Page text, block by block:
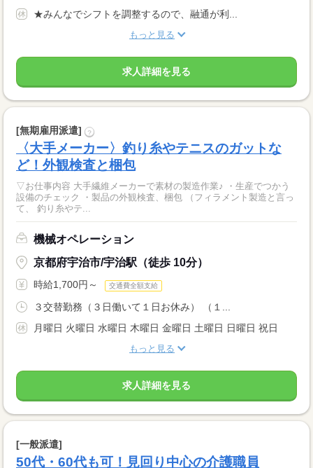
★みんなでシフトを調整するので、融通が利...
もっと見る
求人詳細を見る
[無期雇用派遣] ?
〈大手メーカー〉釣り糸やテニスのガットな
ど！外観検査と梱包
▽お仕事内容 大手繊維メーカーで素材の製造作業♪ ・生産でつかう
設備のチェック ・製品の外観検査、梱包 （フィラメント製造と言っ
て、 釣り糸やテ...
機械オペレーション
京都府宇治市/宇治駅（徒歩 10分）
時給1,700円～ 交通費全額支給
３交替勤務（３日働いて１日お休み） （１...
月曜日 火曜日 水曜日 木曜日 金曜日 土曜日 日曜日 祝日
もっと見る
求人詳細を見る
[一般派遣]
50代・60代も可！見回り中心の介護職員